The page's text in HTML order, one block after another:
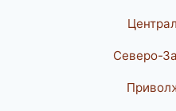
Северо-